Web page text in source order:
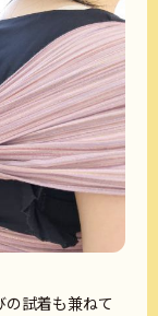
の試着も兼ねて